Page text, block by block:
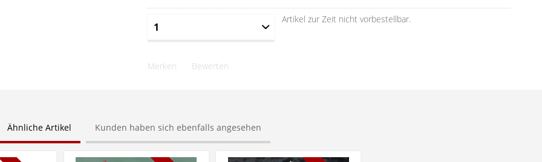
Artikel zur Zeit nicht vorbestellbar.
Merken Bewerten
Ähnliche Artikel Kunden haben sich ebenfalls angesehen